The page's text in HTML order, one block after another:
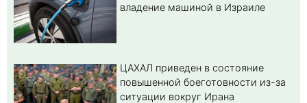
владение машиной в Израиле
ЦАХАЛ приведен в состояние
повышенной боеготовности из-за
ситуации вокруг Ирана